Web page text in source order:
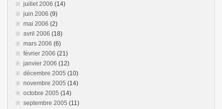
juillet 2006 (14)
juin 2006 (9)
mai 2006 (2)
avril 2006 (18)
mars 2006 (6)
février 2006 (21)
janvier 2006 (12)
décembre 2005 (10)
novembre 2005 (14)
octobre 2005 (14)
septembre 2005 (11)